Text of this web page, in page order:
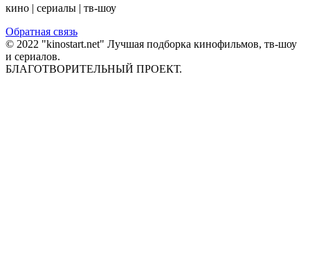
кино | сериалы | тв-шоу
Обратная связь
© 2022 "kinostart.net" Лучшая подборка кинофильмов, тв-шоу
и сериалов.
БЛАГОТВОРИТЕЛЬНЫЙ ПРОЕКТ.